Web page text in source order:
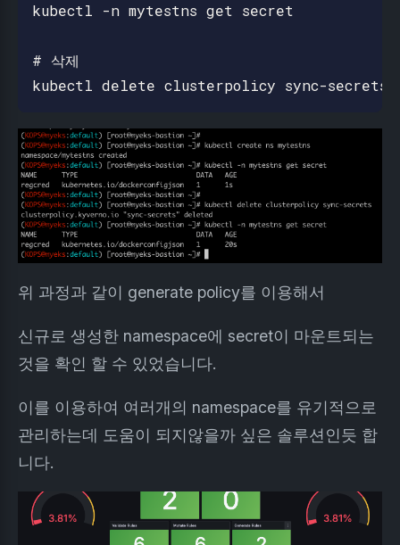
kubectl -n mytestns get secret
# 삭제
위 과정과 같이 generate policy를 이용해서
신규로 생성한 namespace에 secret이 마운트되는
것을 확인 할 수 있었습니다.
이를 이용하여 여러개의 namespace를 유기적으로
관리하는데 도움이 되지않을까 싶은 솔루션인듯 합
니다.